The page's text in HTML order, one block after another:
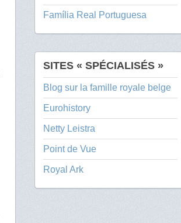
Família Real Portuguesa
SITES « SPÉCIALISÉS »
Blog sur la famille royale belge
Eurohistory
Netty Leistra
Point de Vue
Royal Ark